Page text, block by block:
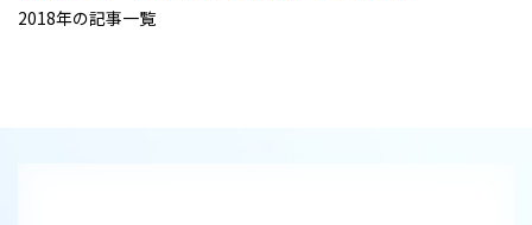
2018年の記事一覧